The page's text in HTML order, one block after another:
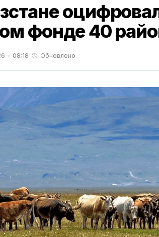
фонде 40
08:18 Обновлено